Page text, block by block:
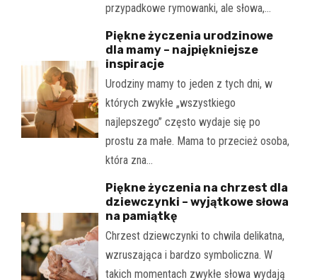
przypadkowe rymowanki, ale słowa,…
Piękne życzenia urodzinowe
dla mamy – najpiękniejsze
inspiracje
Urodziny mamy to jeden z tych dni, w
których zwykłe „wszystkiego
najlepszego” często wydaje się po
prostu za małe. Mama to przecież osoba,
która zna…
Piękne życzenia na chrzest dla
dziewczynki – wyjątkowe słowa
na pamiątkę
Chrzest dziewczynki to chwila delikatna,
wzruszająca i bardzo symboliczna. W
takich momentach zwykłe słowa wydają